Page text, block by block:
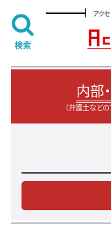
アク
内部
（弁護士など
検索